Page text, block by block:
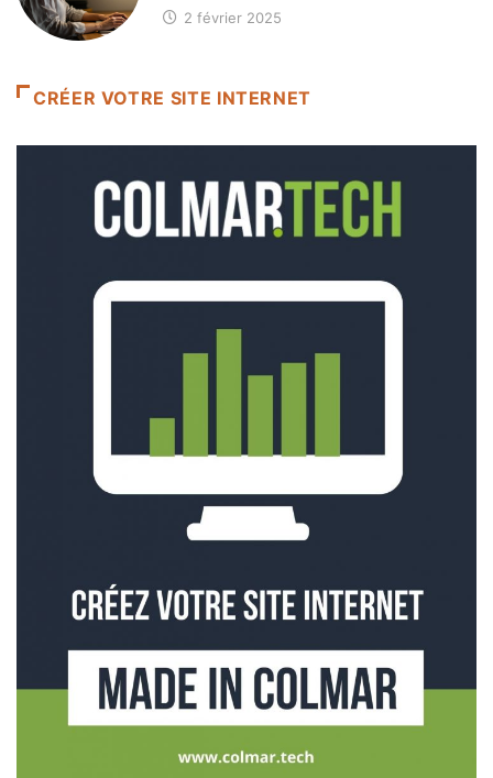
2 février 2025
CRÉER VOTRE SITE INTERNET